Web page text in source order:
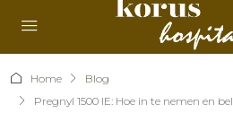
Home
Blog
Pregnyl 1500 IE: Hoe in te nemen en